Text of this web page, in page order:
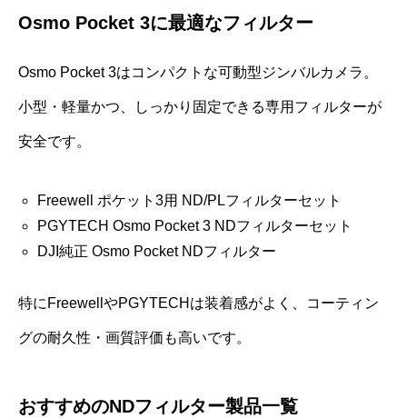
Osmo Pocket 3に最適なフィルター
Osmo Pocket 3はコンパクトな可動型ジンバルカメラ。
小型・軽量かつ、しっかり固定できる専用フィルターが
安全です。
Freewell ポケット3用 ND/PLフィルターセット
PGYTECH Osmo Pocket 3 NDフィルターセット
DJI純正 Osmo Pocket NDフィルター
特にFreewellやPGYTECHは装着感がよく、コーティン
グの耐久性・画質評価も高いです。
おすすめのNDフィルター製品一覧